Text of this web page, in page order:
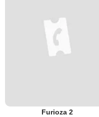
Furioza 2